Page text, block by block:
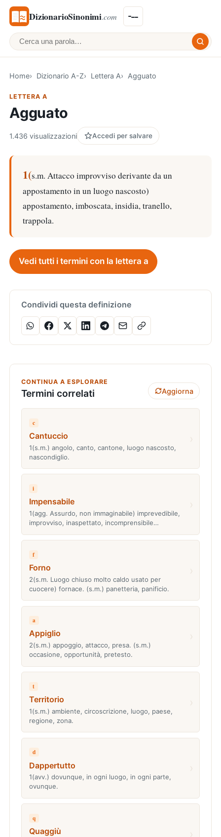
DizionarioSinonimi.com
Cerca una parola
Home Dizionario A-Z Lettera A Agguato
LETTERA A
Agguato
1.436 visualizzazioni Accedi per salvare
1(s.m. Attacco improvviso derivante da un
appostamento in un luogo nascosto)
appostamento, imboscata, insidia, tranello,
trappola.
Vedi tutti i termini con la lettera a
Condividi questa definizione
CONTINUA A ESPLORARE
Termini correlati Aggiorna
c
Cantuccio
1(s.m.) angolo, canto, cantone, luogo nascosto,
nascondiglio.
i
Impensabile
1(agg. Assurdo, non immaginabile) imprevedibile,
improvviso, inaspettato, incomprensibile…
f
Forno
2(s.m. Luogo chiuso molto caldo usato per
cuocere) fornace. (s.m.) panetteria, panificio.
a
Appiglio
2(s.m.) appoggio, attacco, presa. (s.m.)
occasione, opportunità, pretesto.
t
Territorio
1(s.m.) ambiente, circoscrizione, luogo, paese,
regione, zona.
d
Dappertutto
1(avv.) dovunque, in ogni luogo, in ogni parte,
ovunque.
q
Quaggiù